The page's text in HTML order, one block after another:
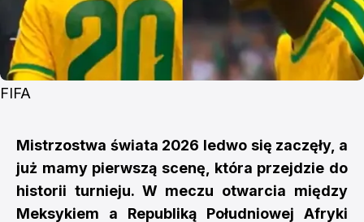
FIFA
Mistrzostwa świata 2026 ledwo się zaczęły, a
już mamy pierwszą scenę, która przejdzie do
historii turnieju. W meczu otwarcia między
Meksykiem a Republiką Południowej Afryki